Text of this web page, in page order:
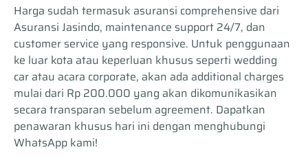
Harga sudah termasuk asuransi comprehensive dari
Asuransi Jasindo, maintenance support 24/7, dan
customer service yang responsive. Untuk penggunaan
ke luar kota atau keperluan khusus seperti wedding
car atau acara corporate, akan ada additional charges
mulai dari Rp 200.000 yang akan dikomunikasikan
secara transparan sebelum agreement. Dapatkan
penawaran khusus hari ini dengan menghubungi
WhatsApp kami!